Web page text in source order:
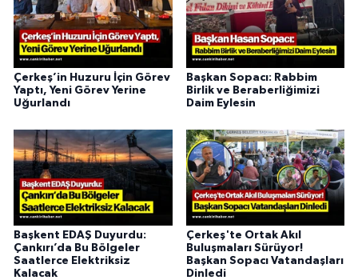
Çerkeş’in Huzuru İçin Görev
Yaptı, Yeni Görev Yerine
Uğurlandı
Başkan Sopacı: Rabbim
Birlik ve Beraberliğimizi
Daim Eylesin
Başkent EDAŞ Duyurdu:
Çankırı’da Bu Bölgeler
Saatlerce Elektriksiz
Kalacak
Çerkeş'te Ortak Akıl
Buluşmaları Sürüyor!
Başkan Sopacı Vatandaşları
Dinledi